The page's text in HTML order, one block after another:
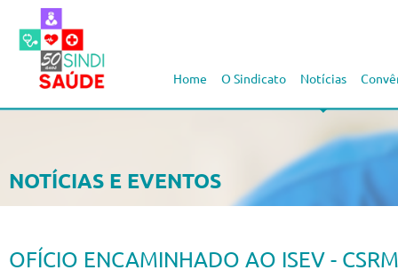
Notícias
O Sindicato
Home
NOTÍCIAS E EVENTOS
OFÍCIO ENCAMINHADO AO ISEV -